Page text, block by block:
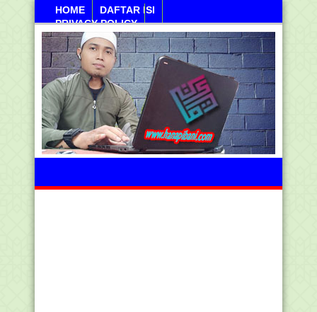
HOME
DAFTAR ISI
PRIVACY POLICY
Sabtu, 08 Agustus 2026